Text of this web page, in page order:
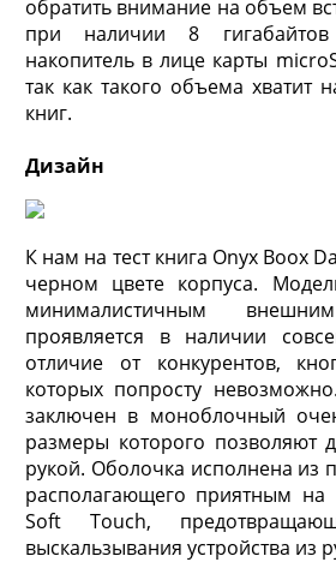
обратить внимание на объем
при наличии 8 гигабайтов
накопитель в лице карты
так как такого объема хватит
книг.
Дизайн
К нам на тест книга Onyx Boox
черном цвете корпуса.
минималистичным
проявляется в наличии
отличие от конкурентов,
которых попросту
заключен в моноблочный
размеры которого позволяют
рукой. Оболочка исполнена из
располагающего приятным
Soft Touch,
выскальзывания устройства из